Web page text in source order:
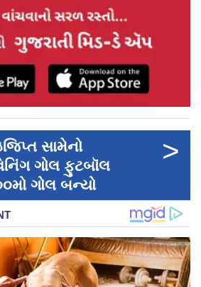
સામેનો
ગોલ ફુટબૉલ
ગોલ બન્યો
>